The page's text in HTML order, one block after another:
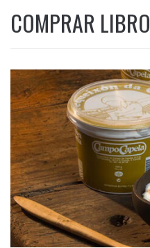
COMPRAR LIBRO